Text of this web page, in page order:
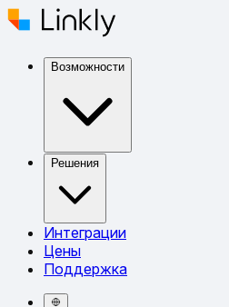
Возможности
Решения
Интеграции
Цены
Поддержка